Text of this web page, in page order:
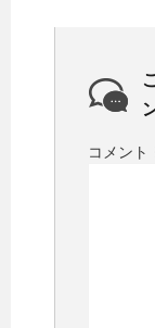
コメント